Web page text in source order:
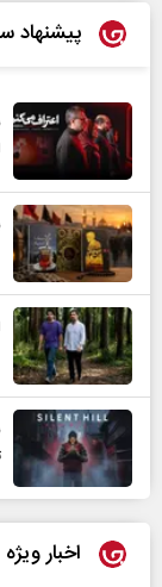
پیشنهاد
اخبار ویژه